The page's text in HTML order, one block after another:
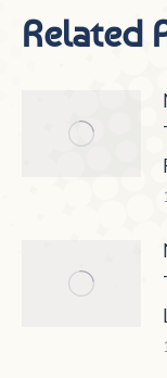
Related